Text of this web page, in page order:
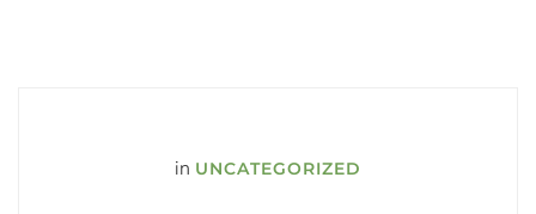
in UNCATEGORIZED